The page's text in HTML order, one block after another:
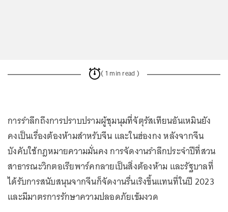
( 1 min read )
การรำลึกถึงการปราบปรามผู้ชุมนุมที่จัตุรัสเทียนอันเหมินยัง
คงเป็นเรื่องต้องห้ามสำหรับจีน และในฮ่องกง หลังจากจีน
บังคับใช้กฎหมายความมั่นคง การจัดงานรำลึกประจำปีที่สวน
สาธารณะวิกตอเรียพาร์คกลายเป็นสิ่งต้องห้าม และรัฐบาลที่
ได้รับการสนับสนุนจากจีนก็จัดงานรื่นเริงขึ้นแทนที่ในปี 2023
และมีมาตรการรักษาความปลอดภัยเข้มงวด